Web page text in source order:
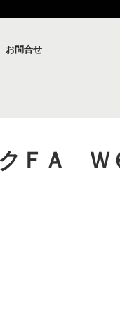
お問合せ
ＦＡ Ｗ